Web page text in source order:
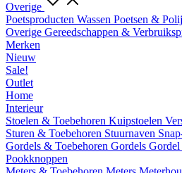
Overige
Poetsproducten Wassen Poetsen &
Overige Gereedschappen &
Merken
Nieuw
Sale!
Outlet
Home
Interieur
Stoelen & Toebehoren Kuipstoelen
Sturen & Toebehoren Stuurnaven
Gordels & Toebehoren Gordels Gordel
Pookknoppen